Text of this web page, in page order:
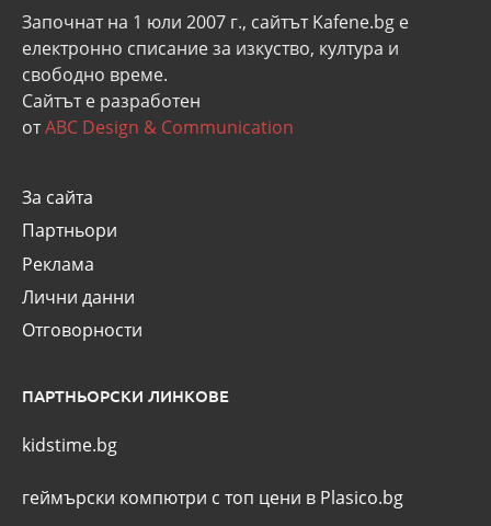
Започнат на 1 юли 2007 г., сайтът Kafene.bg e
eлектронно списание за изкуство, култура и
свободно време.
Сайтът е разработен
отABC Design & Communication
За сайта
Партньори
Реклама
Лични данни
Отговорности
ПАРТНЬОРСКИ ЛИНКОВЕ
kidstime.bg
геймърски компютри с топ цени в Plasico.bg